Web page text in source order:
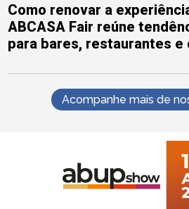
Como renovar a
ABCASA Fair reúne
para bares, restaurantes
Acompanhe mais de